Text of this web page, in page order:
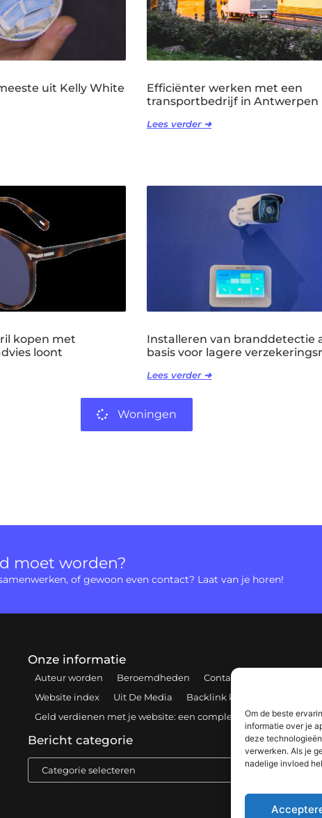
Om de beste
informatie over je
deze
verwerken. Als je
nadelige invloed
uit Kelly White
Efficiënter werken met een
transportbedrijf in Antwerpen
Lees verder ➜
kopen met
loont
Installeren van branddetectie
basis voor lagere
Lees verder ➜
Woningen
moet worden?
of gewoon even contact? Laat van je horen!
Onze informatie
Auteur worden Beroemdheden Contact
Website index
Uit De Media
Backlink kopen: hoe en
Geld verdienen met je website: een complete gids voor succes
Bericht categorie